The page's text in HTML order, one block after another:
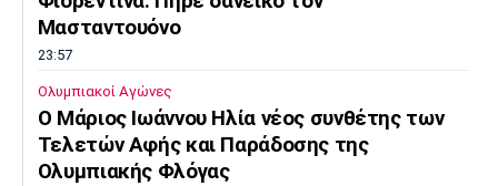
Μασταντουόνο
23:57
Ολυμπιακοί Αγώνες
O Μάριος Ιωάννου Ηλία νέος συνθέτης των
Τελετών Αφής και Παράδοσης της
Ολυμπιακής Φλόγας